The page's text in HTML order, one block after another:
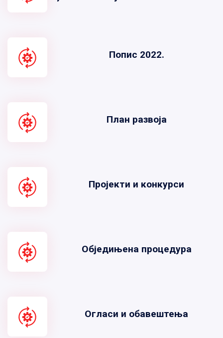
Попис 2022.
План развоја
Пројекти и конкурси
Обједињена процедура
Огласи и обавештења